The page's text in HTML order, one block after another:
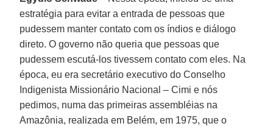
estratégia para evitar a entrada de pessoas que
pudessem manter contato com os índios e diálogo
direto. O governo não queria que pessoas que
pudessem escutá-los tivessem contato com eles. Na
época, eu era secretário executivo do Conselho
Indigenista Missionário Nacional – Cimi e nós
pedimos, numa das primeiras assembléias na
Amazônia, realizada em Belém, em 1975, que o